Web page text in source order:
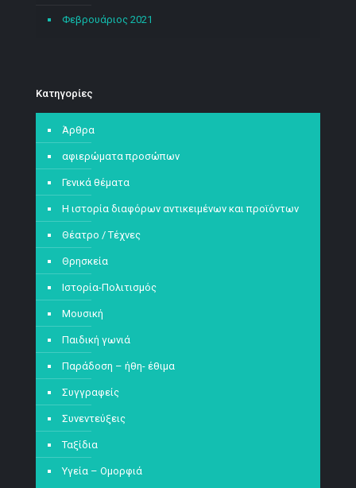
Φεβρουάριος 2021
Kατηγορίες
Άρθρα
αφιερώματα προσώπων
Γενικά θέματα
Η ιστορία διαφόρων αντικειμένων και προϊόντων
Θέατρο / Τέχνες
Θρησκεία
Ιστορία-Πολιτισμός
Μουσική
Παιδική γωνιά
Παράδοση – ήθη- έθιμα
Συγγραφείς
Συνεντεύξεις
Ταξίδια
Υγεία – Ομορφιά